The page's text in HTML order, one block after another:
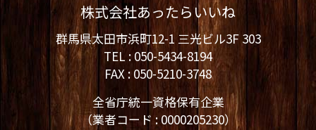
株式会社あったらいいね
群馬県太田市浜町12-1 三光ビル3F 303
TEL : 050-5434-8194
FAX : 050-5210-3748
全省庁統一資格保有企業
（業者コード : 0000205230）